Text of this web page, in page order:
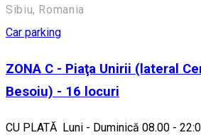
Sibiu, Romania
Car parking
ZONA C - Piaţa Unirii (lateral
Besoiu) - 16 locuri
CU PLATĂ Luni - Duminică 08.00 -